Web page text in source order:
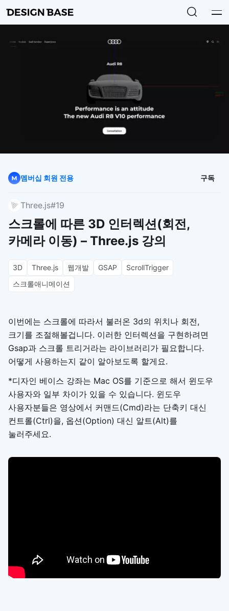
멤버십 회원 전용 구독
Three.js#19
스크롤에 따른 3D 인터렉션(회전,
카메라 이동) – Three.js 강의
3D Three.js 웹개발 GSAP
ScrollTrigger
스크롤애니메이션
이번에는 스크롤에 따라서 불러온 3d의 위치나 회전,
크기를 조절해볼겁니다. 이러한 인터렉션을 구현하려면
Gsap과 스크롤 트리거라는 라이브러리가 필요합니다.
어떻게 사용하는지 같이 알아보도록 할게요.
*디자인 베이스 강좌는 Mac OS를 기준으로 해서 윈도우
사용자와 일부 차이가 있을 수 있습니다. 윈도우
사용자분들은 영상에서 커맨드(Cmd)라는 단축키 대신
컨트롤(Ctrl)을, 옵션(Option) 대신 알트(Alt)를
눌러주세요.